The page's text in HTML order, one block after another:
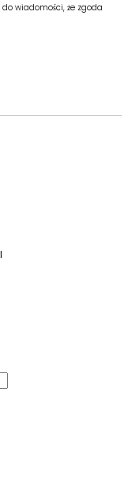
wiadomości, że zgoda